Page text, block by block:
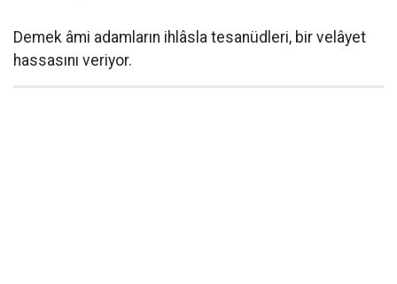
Demek âmi adamların ihlâsla tesanüdleri, bir velâyet
hassasını veriyor.